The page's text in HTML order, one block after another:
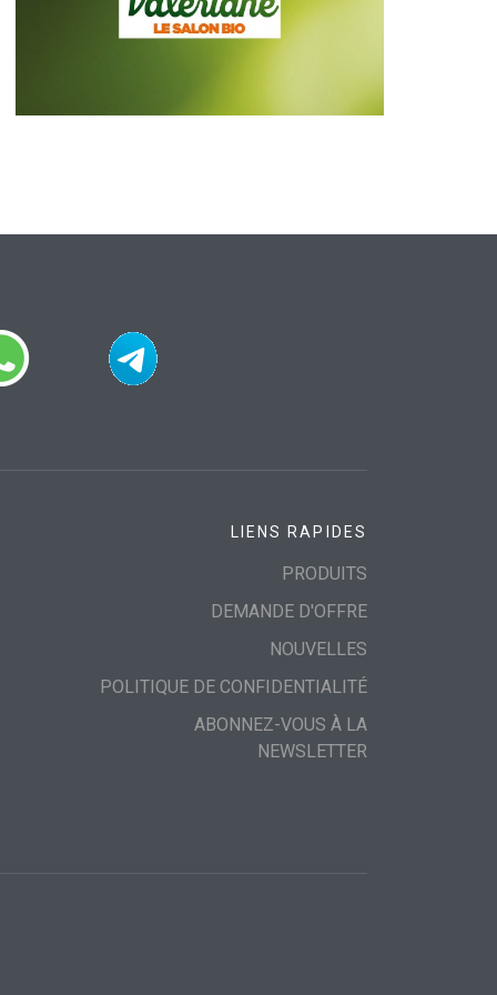
LIENS RAPIDES
PRODUITS
DEMANDE D'OFFRE
NOUVELLES
POLITIQUE DE CONFIDENTIALITÉ
ABONNEZ-VOUS À LA
NEWSLETTER